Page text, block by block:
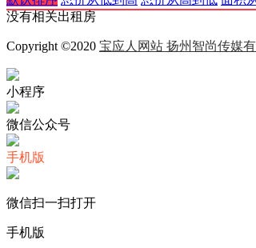
没有相关出租房
Copyright ©2020 宝应人网站 扬州智尚传媒
小程序
微信公众号
手机版
微信扫一扫打开
手机版